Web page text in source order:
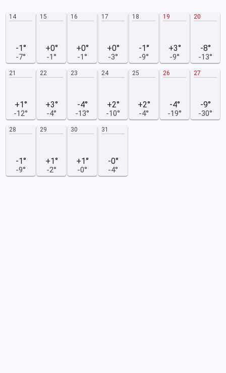
14
-1°
-7°
15
+0°
-1°
16
+0°
-1°
17
+0°
-3°
18
-1°
-9°
19
+3°
-9°
20
-8°
-13°
21
+1°
-12°
22
+3°
-4°
23
-4°
-13°
24
+2°
-10°
25
+2°
-4°
26
-4°
-19°
27
-9°
-30°
28
-1°
-9°
29
+1°
-2°
30
+1°
-0°
31
-0°
-4°